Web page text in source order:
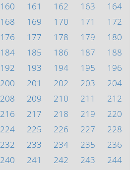
160 161 162 163
164
168 169 170 171
172
176 177 178 179
180
184 185 186 187
188
192 193 194 195
196
200 201 202 203
204
208 209 210 211
212
216 217 218 219
220
224 225 226 227
228
232 233 234 235
236
240 241 242 243
244